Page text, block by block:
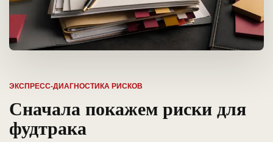
ЭКСПРЕСС-ДИАГНОСТИКА РИСКОВ
Сначала покажем риски для
фудтрака